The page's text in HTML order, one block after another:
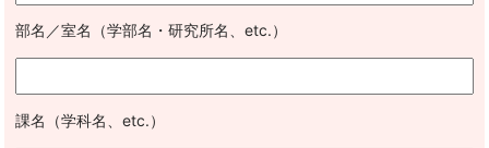
部名／室名（学部名・研究所名、etc.）
課名（学科名、etc.）